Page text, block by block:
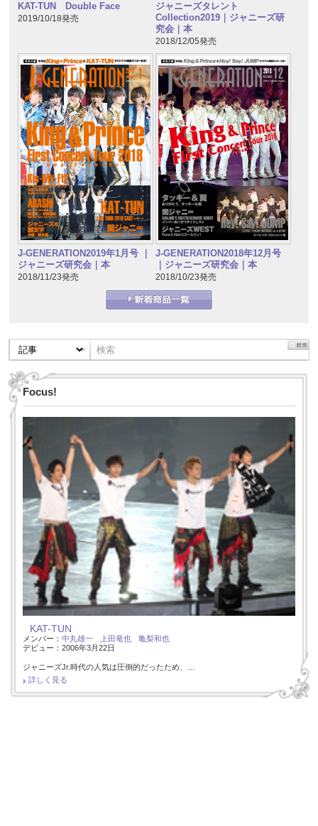
KAT-TUN Double Face
2019/10/18発売
ジャニーズタレント
Collection2019｜ジャニーズ研
究会｜本
2018/12/05発売
J-GENERATION2019年1月号 ｜
ジャニーズ研究会｜本
2018/11/23発売
J-GENERATION2018年12月号
｜ジャニーズ研究会｜本
2018/10/23発売
Focus!
KAT-TUN
メンバー： 中丸雄一 上田竜也
亀梨和也
デビュー：2006年3月22日
ジャニーズJr.時代の人気は圧倒的だったため、…
詳しく見る